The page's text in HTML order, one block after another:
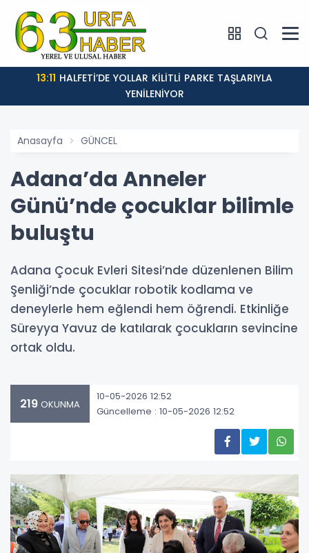
13:11
YENİLENİYOR
Anasayfa GÜNCEL
Adana’da Anneler
Günü’nde çocuklar bilimle
buluştu
Adana Çocuk Evleri Sitesi’nde düzenlenen Bilim
Şenliği’nde çocuklar robotik kodlama ve
deneylerle hem eğlendi hem öğrendi. Etkinliğe
Süreyya Yavuz de katılarak çocukların sevincine
ortak oldu.
219 OKUNMA
10-05-2026 12:52
Güncelleme : 10-05-2026 12:52